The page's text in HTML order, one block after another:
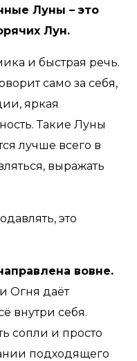
Луны – это
Лун.
и быстрая речь.
само за себя,
яркая
Такие Луны
лучше всего в
выражать
это
вовне.
Огня даёт
внутри себя.
сопли и просто
подходящего